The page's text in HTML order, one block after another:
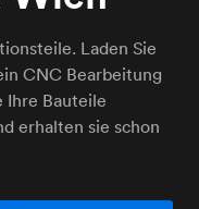
Laden Sie
CNC Bearbeitung
Ihre Bauteile
erhalten sie schon